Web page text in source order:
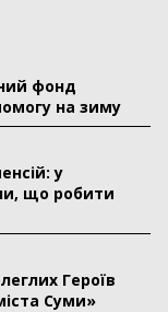
фонд
на зиму
у
що робити
Героїв
Суми»